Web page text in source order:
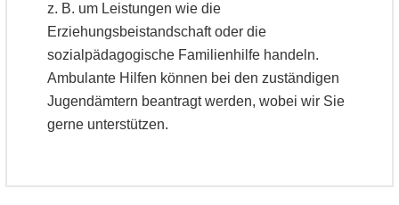
z. B. um Leistungen wie die
Erziehungsbeistandschaft oder die
sozialpädagogische Familienhilfe handeln.
Ambulante Hilfen können bei den zuständigen
Jugendämtern beantragt werden, wobei wir Sie
gerne unterstützen.